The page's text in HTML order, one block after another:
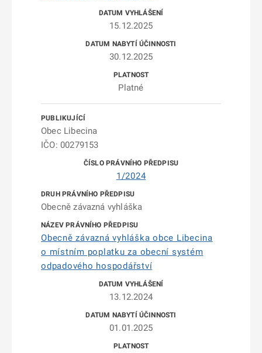
15.12.2025
30.12.2025
Platné
Obec Libecina
IČO: 00279153
1/2024
Obecně závazná vyhláška
Obecně závazná vyhláška obce Libecina
o místním poplatku za obecní systém
odpadového hospodářství
13.12.2024
01.01.2025